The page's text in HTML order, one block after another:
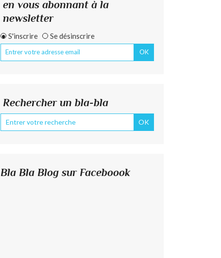
en vous abonnant à la
newsletter
S'inscrire Se désinscrire
Rechercher un bla-bla
Bla Bla Blog sur Faceboook